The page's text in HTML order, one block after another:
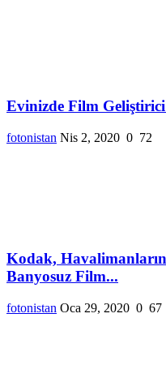
Evinizde Film Geliştirici
fotonistan Nis 2, 2020 0 72
Kodak,
Banyosuz Film...
fotonistan Oca 29, 2020 0 67